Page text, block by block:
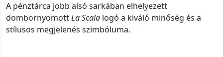
A pénztárca jobb alsó sarkában elhelyezett
dombornyomottLa Scala logó a kiváló minőség és a
stílusos megjelenés szimbóluma.